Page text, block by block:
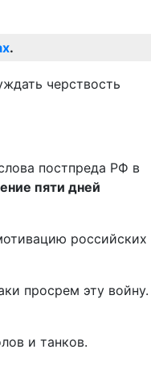
.
черствость
постпреда РФ в
пяти дней
российских
просрем эту войну.
и танков.